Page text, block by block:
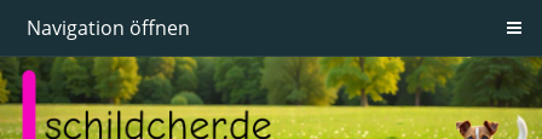
Navigation öffnen